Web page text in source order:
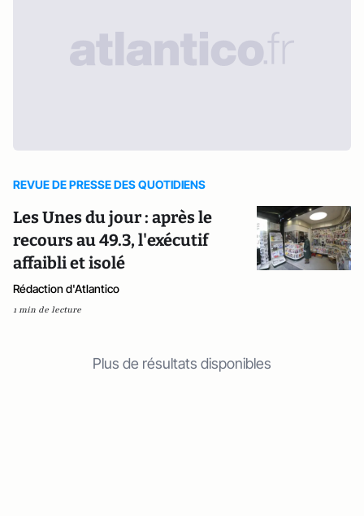
REVUE DE PRESSE DES QUOTIDIENS
Les Unes du jour : après le
recours au 49.3, l'exécutif
affaibli et isolé
Rédaction d'Atlantico
1 min de lecture
Plus de résultats disponibles